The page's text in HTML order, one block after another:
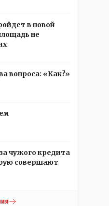
в новой
не
вопроса: «Как?»
чужого кредита
совершают